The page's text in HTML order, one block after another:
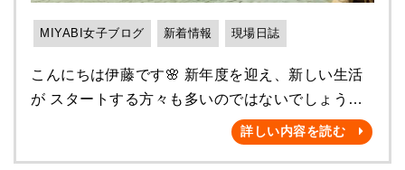
りがとうございました(^^)/ 屋根塗装・外壁塗
装の事 ご自宅のことでお困りの際は 是非❗️ 雅へお
気軽にご相談ください❗️ ✅ 話しを聞くだけでもOK
にかかります。 ▲掃除の手間 窓とサッシが増え
やすいのは既存の外側の窓です。 結露を拭く面倒
な作業が減るので、 そこまでの手間ではないかな
と思います。 ▲設置上の制約 上げ下げ窓、内倒
し窓、天窓には 設置できません。 検討時には、専
だ時などに 沈み込まないよう、穴を掘り転圧して
ためモルタルで調整します！ コンクリートビス
で脚を固定していきます。 裏面も固定し完成です
(^^)/ タイヤの保管場所に困っていたお客様に と
ても喜んでいただきました＼(^o^)／ ★before★
MIYABI女子ブログ 新着情報 現場日誌
こんにちは伊藤です🌸 新年度を迎え、新しい生活
が スタートする方々も多いのではないでしょうか
☺️ 我が家も娘が中学2年生、 息子が小学5年生に
なり、 まだまだ慌ただしい毎日を送っています✨
詳しい内容を読む